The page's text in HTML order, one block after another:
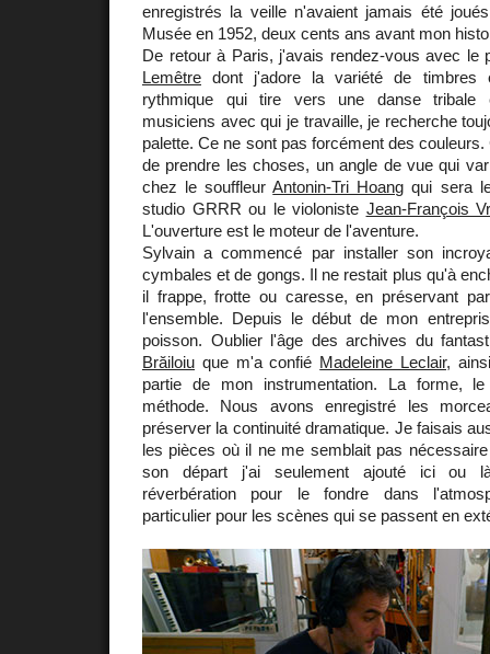
enregistrés la veille n'avaient jamais été
Musée en 1952, deux cents ans avant mon
De retour à Paris, j'avais rendez-vous avec le
Lemêtre dont j'adore la variété de
rythmique qui tire vers une danse tribale
musiciens avec qui je travaille, je recherche
palette. Ce ne sont pas forcément des
de prendre les choses, un angle de vue qui
chez le souffleurAntonin-Tri Hoang qui sera
studio GRRR ou le violoniste Jean-François
L'ouverture est le moteur de l'aventure.
Sylvain a commencé par installer son
cymbales et de gongs. Il ne restait plus qu'à
il frappe, frotte ou caresse, en préservant
l'ensemble. Depuis le début de mon
poisson. Oublier l'âge des archives du
Brăiloiu que m'a confié Madeleine Leclair,
partie de mon instrumentation. La forme,
méthode. Nous avons enregistré les
préserver la continuité dramatique. Je faisais
les pièces où il ne me semblait pas
son départ j'ai seulement ajouté ici ou
réverbération pour le fondre dans
particulier pour les scènes qui se passent en